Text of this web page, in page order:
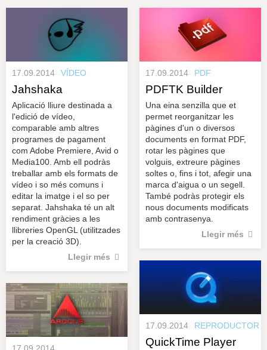
u
l
e
l
a
17.09.2014 VÍDEO
Jahshaka
Aplicació lliure destinada a
l'edició de vídeo,
comparable amb altres
programes de pagament
com Adobe Premiere, Avid o
Media100. Amb ell podràs
treballar amb els formats de
vídeo i so més comuns i
editar la imatge i el so per
separat. Jahshaka té un alt
rendiment gràcies a les
llibreries OpenGL (utilitzades
per la creació 3D).
Llegir més
17.09.2014 PDF
PDFTK Builder
Una eina senzilla que et
permet reorganitzar les
pàgines d'un o diversos
documents en format PDF,
rotar les pàgines que
volguis, extreure pàgines
soltes o, fins i tot, afegir una
marca d'aigua o un segell.
També podràs protegir els
nous documents modificats
amb contrasenya.
Llegir més
17.09.2014 REPRODUCTOR
QuickTime Player
17.09.2014